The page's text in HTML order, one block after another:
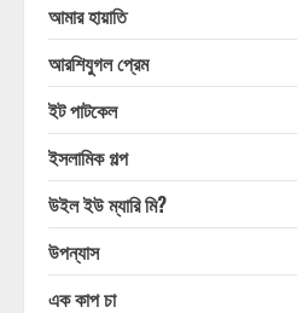
আমার হায়াতি
আরশিযুগল প্রেম
ইট পাটকেল
ইসলামিক গল্প
উইল ইউ ম্যারি মি?
উপন্যাস
এক কাপ চা